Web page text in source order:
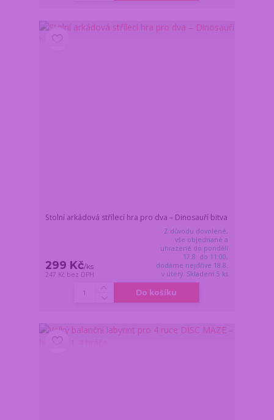
Stolní arkádová střílecí hra pro dva – Dinosauří bitva
299 Kč/ks
247 Kč bez DPH
Z důvodu dovolené,
vše objednané a
uhrazené do pondělí
17.8. do 11:00,
dodáme nejdříve 18.8.
v úterý. Skladem 5 ks
Do košíku